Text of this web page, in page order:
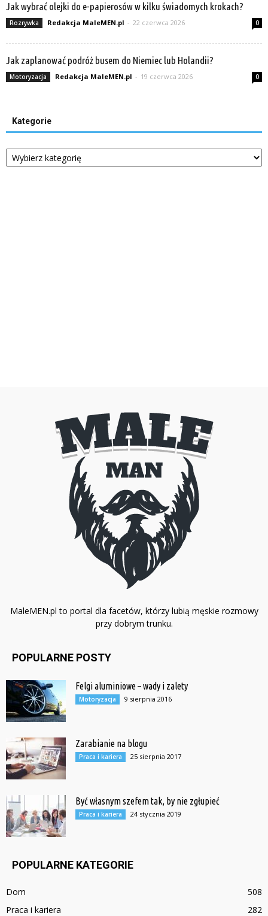
Jak wybrać olejki do e-papierosów w kilku świadomych krokach?
Rozrywka Redakcja MaleMEN.pl - 22 czerwca 2026 0
Jak zaplanować podróż busem do Niemiec lub Holandii?
Motoryzacja Redakcja MaleMEN.pl - 19 czerwca 2026 0
Kategorie
Kategorie
MaleMEN.pl to portal dla facetów, którzy lubią męskie rozmowy
przy dobrym trunku.
POPULARNE POSTY
Felgi aluminiowe – wady i zalety
Motoryzacja 9 sierpnia 2016
Zarabianie na blogu
Praca i kariera 25 sierpnia 2017
Być własnym szefem tak, by nie zgłupieć
Praca i kariera 24 stycznia 2019
POPULARNE KATEGORIE
Dom
508
Praca i kariera
282